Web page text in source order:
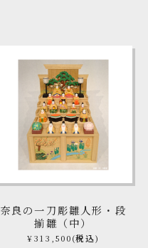
奈良の一刀彫雛人形・段
揃雛（中）
¥313,500(税込)